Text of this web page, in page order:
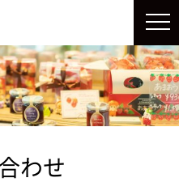
わせ